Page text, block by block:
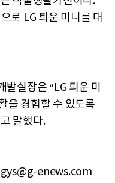
로 LG 틔운 미니를 대
실장은 “LG 틔운 미
을 경험할 수 있도록
말했다.
enews.com